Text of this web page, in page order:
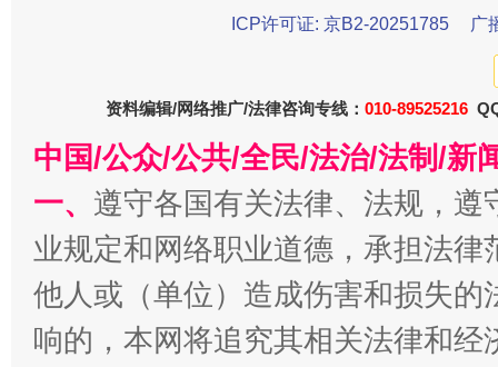
千年窑火 生生不息 一
ICP许可证: 京B2-20251785
广
资料编辑/网络推广/法律咨询专线： 010-89525216
中国/公众/公共/全民/法治/法制/新
一、 遵守各国有关法律、法规，
业规定和网络职业道德，承担法
他人或（单位）造成伤害和损失
响的，本网将追究其相关法律和